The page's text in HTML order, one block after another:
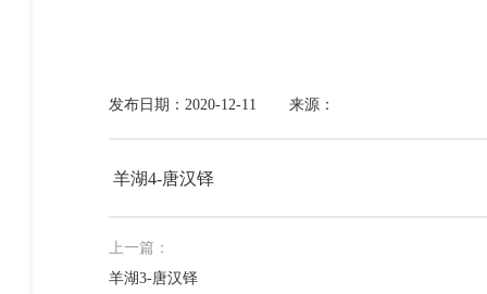
发布日期：2020-12-11 来源：
羊湖4-唐汉铎
上一篇：
羊湖3-唐汉铎